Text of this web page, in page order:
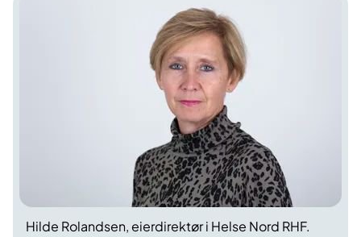
Hilde Rolandsen, eierdirektør i Helse Nord RHF.